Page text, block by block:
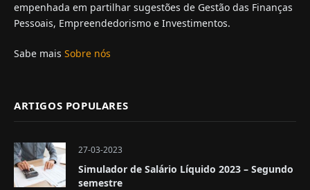
empenhada em partilhar sugestões de Gestão das Finanças
Pessoais, Empreendedorismo e Investimentos.
Sabe mais Sobre nós
ARTIGOS POPULARES
27-03-2023
Simulador de Salário Líquido 2023 – Segundo
semestre